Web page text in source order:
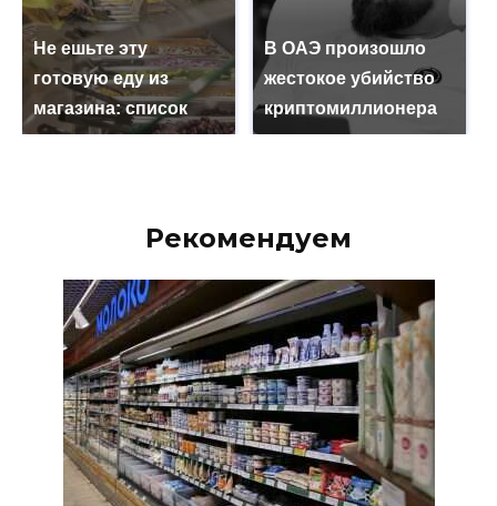
Не ешьте эту
готовую еду из
магазина: список
В ОАЭ произошло
жестокое убийство
криптомиллионера
Рекомендуем